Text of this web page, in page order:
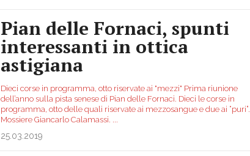
Pian delle Fornaci, spunti
interessanti in ottica
astigiana
Dieci corse in programma, otto riservate ai "mezzi" Prima riunione
dell’anno sulla pista senese di Pian delle Fornaci. Dieci le corse in
programma, otto delle quali riservate ai mezzosangue e due ai “puri”.
Mossiere Giancarlo Calamassi.
25.03.2019